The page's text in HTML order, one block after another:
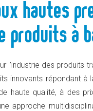
hautes
à
l’industrie des produits
innovants répondant
haute qualité, à des
approche